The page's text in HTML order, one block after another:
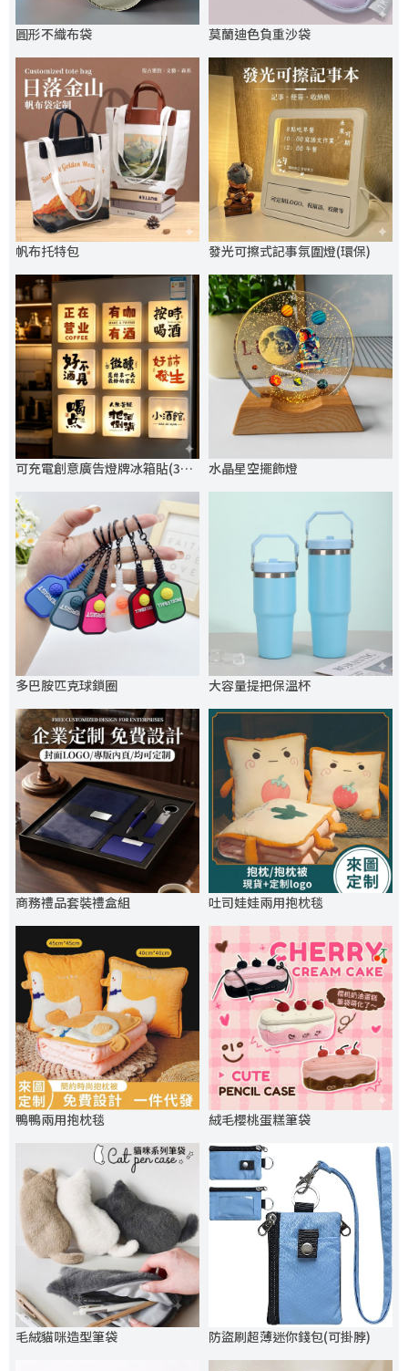
圓形不織布袋 莫蘭迪色負重沙袋
帆布托特包 發光可擦式記事氛圍燈(環保)
可充電創意廣告燈牌冰箱貼(3檔燈光) 水晶星空擺飾燈
多巴胺匹克球鎖圈 大容量提把保溫杯
商務禮品套裝禮盒組 吐司娃娃兩用抱枕毯
鴨鴨兩用抱枕毯 絨毛櫻桃蛋糕筆袋
毛絨貓咪造型筆袋 防盜刷超薄迷你錢包(可掛脖)